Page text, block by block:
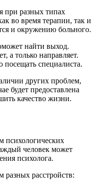
при разных типах
во время терапии, так и
и окружению больного.
найти выход.
а только направляет.
специалиста.
других проблем,
будет предоставлена
качество жизни.
психологических
человек может
психолога.
расстройств: